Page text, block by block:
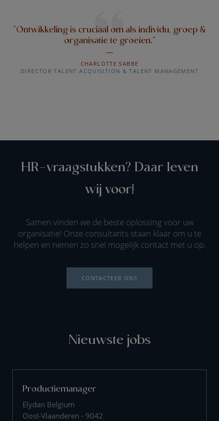
"Ontwikkeling is cruciaal om als individu, groep &
organisatie te groeien."
CHARLOTTE SABBE
DIRECTOR TALENT ACQUISITION & TALENT MANAGEMENT
HR-vraagstukken? Daar leven
wij voor!
Samen vinden we de beste oplossing voor uw
organisatie! Onze consultants staan klaar om u te
helpen en nemen zo snel mogelijk contact met u op.
CONTACTEER ONS
Nieuwste jobs
Productiemanager
Elydan Belgium
Oost-Vlaanderen - 9042